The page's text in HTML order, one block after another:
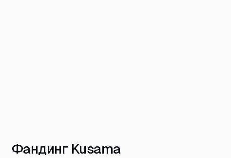
Фандинг Kusama